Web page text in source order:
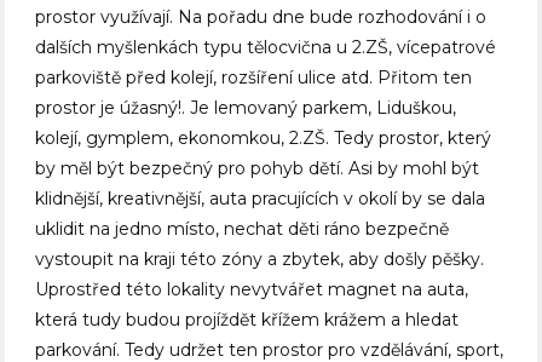
prostor využívají. Na pořadu dne bude rozhodování i o
dalších myšlenkách typu tělocvična u 2.ZŠ, vícepatrové
parkoviště před kolejí, rozšíření ulice atd. Přitom ten
prostor je úžasný!. Je lemovaný parkem, Liduškou,
kolejí, gymplem, ekonomkou, 2.ZŠ. Tedy prostor, který
by měl být bezpečný pro pohyb dětí. Asi by mohl být
klidnější, kreativnější, auta pracujících v okolí by se dala
uklidit na jedno místo, nechat děti ráno bezpečně
vystoupit na kraji této zóny a zbytek, aby došly pěšky.
Uprostřed této lokality nevytvářet magnet na auta,
která tudy budou projíždět křížem krážem a hledat
parkování. Tedy udržet ten prostor pro vzdělávání, sport,